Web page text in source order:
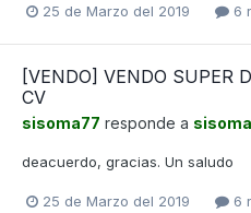
25 de Marzo del 2019 6
[VENDO] VENDO SUPER
CV
sisoma77 responde a
deacuerdo, gracias. Un saludo
25 de Marzo del 2019 6